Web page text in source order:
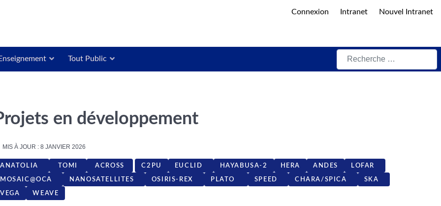
Connexion Intranet Nouvel Intranet
Tout Public
Rechercher
en développement
MIS À JOUR : 8 JANVIER 2026
ANATOLIA TOMI ACROSS C2PU EUCLID HAYABUSA-2 HERA ANDES LOFAR
MOSAIC@OCA NANOSATELLITES OSIRIS-REX PLATO SPEED CHARA/SPICA SKA
VEGA WEAVE